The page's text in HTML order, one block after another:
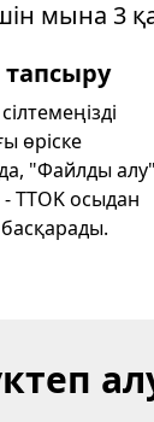
мына 3
тапсыру
өріске
"Файлды алу"
TTOK осыдан